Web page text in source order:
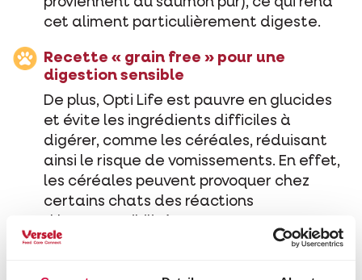
cet aliment particulièrement digeste.
Recette « grain free » pour une
digestion sensible
De plus, Opti Life est pauvre en glucides
et évite les ingrédients difficiles à
digérer, comme les céréales, réduisant
ainsi le risque de vomissements. En effet,
les céréales peuvent provoquer chez
certains chats des réactions